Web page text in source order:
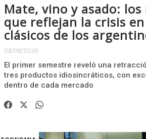
Mate, vino y asado:
que reflejan la crisis
clásicos de los
08/08/2026
El primer semestre reveló una
tres productos idiosincráticos, con
dentro de cada mercado